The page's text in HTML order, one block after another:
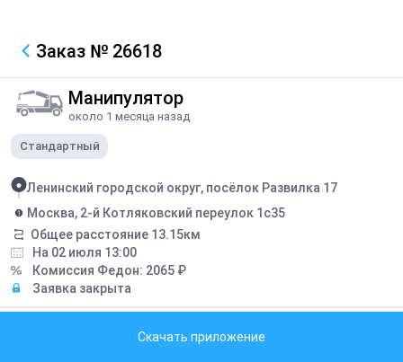
Заказ № 26618
Манипулятор
около 1 месяца назад
Стандартный
Ленинский городской округ, посёлок Развилка 17
Москва, 2-й Котляковский переулок 1с35
Общее расстояние 13.15км
На 02 июля 13:00
Комиссия Федон: 2065 ₽
Заявка закрыта
Грузоподъемность стрелы:3 тонн
Скачать приложение